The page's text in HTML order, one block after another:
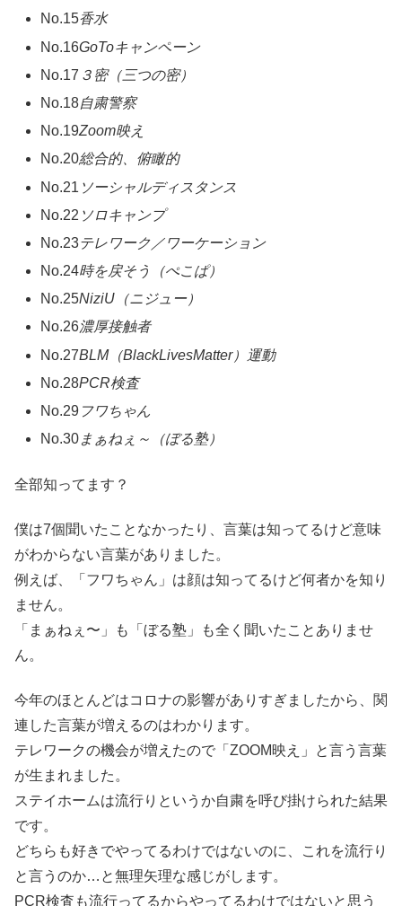
No.15香水
No.16GoToキャンペーン
No.17 ３密（三つの密）
No.18自粛警察
No.19Zoom映え
No.20総合的、俯瞰的
No.21 ソーシャルディスタンス
No.22 ソロキャンプ
No.23テレワーク／ワーケーション
No.24時を戻そう（ぺこぱ）
No.25NiziU（ニジュー）
No.26濃厚接触者
No.27BLM（BlackLivesMatter）運動
No.28PCR検査
No.29 フワちゃん
No.30 まぁねぇ～（ぼる塾）
全部知ってます？
僕は7個聞いたことなかったり、言葉は知ってるけど意味
がわからない言葉がありました。
例えば、「フワちゃん」は顔は知ってるけど何者かを知り
ません。
「まぁねぇ〜」も「ぼる塾」も全く聞いたことありませ
ん。
今年のほとんどはコロナの影響がありすぎましたから、関
連した言葉が増えるのはわかります。
テレワークの機会が増えたので「ZOOM映え」と言う言葉
が生まれました。
ステイホームは流行りというか自粛を呼び掛けられた結果
です。
どちらも好きでやってるわけではないのに、これを流行り
と言うのか…と無理矢理な感じがします。
PCR検査も流行ってるからやってるわけではないと思う